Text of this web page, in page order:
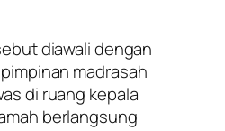
diawali dengan
madrasah
di ruang kepala
berlangsung